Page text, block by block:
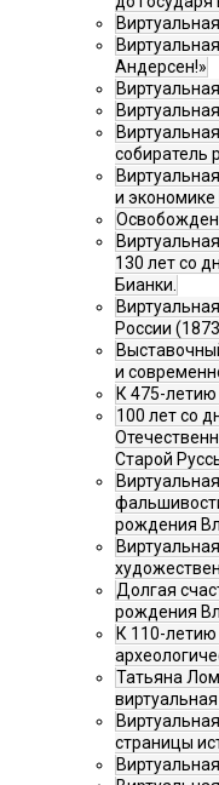
Андерсен!»
собиратель
и экономике
130 лет со
Бианки.
России
и
К 475-
100 лет со
Старой
рождения
Долгая
рождения
К 110-летию
Татьяна
страницы